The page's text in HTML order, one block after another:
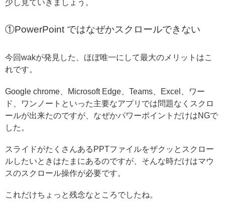
少し見ていきましょう。
①PowerPoint ではなぜかスクロールできない
今回wakが発見した、ほぼ唯一にして最大のメリットはこ
れです。
Google chrome、Microsoft Edge、Teams、Excel、ワー
ド、ワンノートといった主要なアプリでは問題なくスクロ
ールが出来たのですが、なぜかパワーポイントだけはNGで
した。
スライドがたくさんあるPPTファイルをザクッとスクロー
ルしたいときはたまにあるのですが、そんな時だけはマウ
スのスクロール操作が必要です。
これだけちょっと残念なところでしたね。